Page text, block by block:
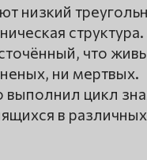
низкий
что
ни мертвых.
цикл
в